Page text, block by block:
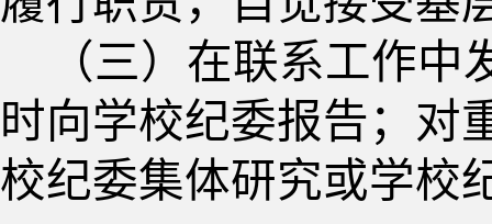
（三）在联系工作
时向学校纪委报告；对
校纪委集体研究或学校